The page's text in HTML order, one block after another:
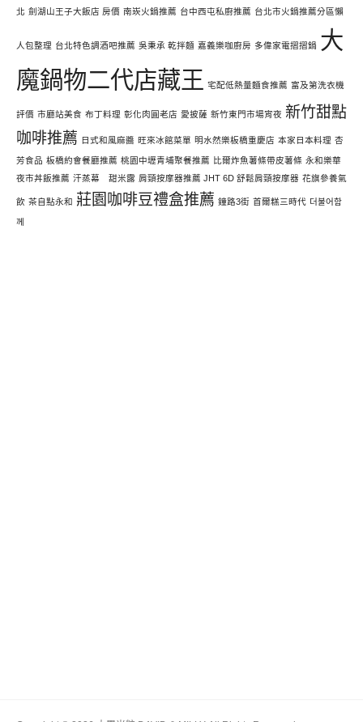
北 劍湖山王子大飯店 房價 南崁火鍋推薦 台中西屯私廚推薦 台北市火鍋推薦分區懶
人包整理 台北特色調酒吧推薦 吳秉承 乾拌麵 嘉義樂咖廚房 多偉家電摺摺鍋 大
魔鍋物二代店藏王 宅配低熱量麵食推薦 富及第洗衣機
評價 市廳站美食 布丁料理 彰化肉圓老店 愛披薩 新竹東門市場宵夜 新竹甜點
咖啡推薦 日式和風麻醬 旺來冰館菜單 明水然樂板橋重慶店 本家日本料理 杏
芳食品 板橋約會餐廳推薦 桃園中壢青埔聚餐推薦 比爾炸魚薯條帶皮薯條 永和樂華
夜市丼飯推薦 汗蒸幕 甜米露 肩頸按摩器推薦 JHT 6D 舒鬆肩頸按摩器 花旗參養氣
飲 茶自點永和 莊園咖啡豆禮盒推薦 鐘路3街 首爾糕三時代 더불어함
께